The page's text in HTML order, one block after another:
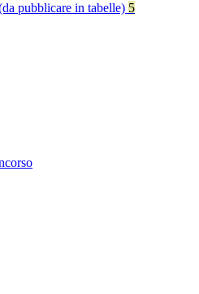
pubblicare in tabelle) 5